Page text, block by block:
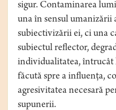
sigur. Contaminarea
una în sensul umanizării
subiectivizării ei, ci una
subiectul reflector,
individualitatea, întrucât
făcută spre a influența,
agresivitatea necesară
supunerii.